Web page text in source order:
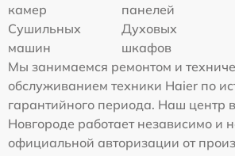
камер
панелей
Сушильных
машин
Духовых
шкафов
Мы занимаемся ремонтом и
обслуживанием техники Haier по
гарантийного периода. Наш центр
Новгороде работает независимо и
официальной авторизации от